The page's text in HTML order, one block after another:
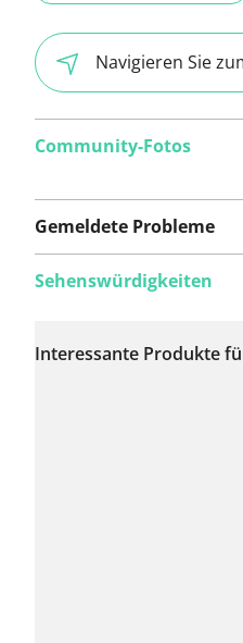
Navigieren Sie
Community-Fotos
Gemeldete Probleme
wurden bisher keine
Sehenswürdigkeiten
Interessante Produkte